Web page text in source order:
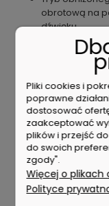
obrotową na
dźwięku
10-stopniowa
ustawiana za
Klasa
Wzmocniony
sterowania z
niskiego
akumulatorów
2 - stopniowa
3 - stopniowy
akumulatora,
Obudowa
Płynna
Pliki cookies i
poprawne
dostosować
zaakceptować
plików i przejść
do swoich
zgody".
Więcej o plikach
Polityce